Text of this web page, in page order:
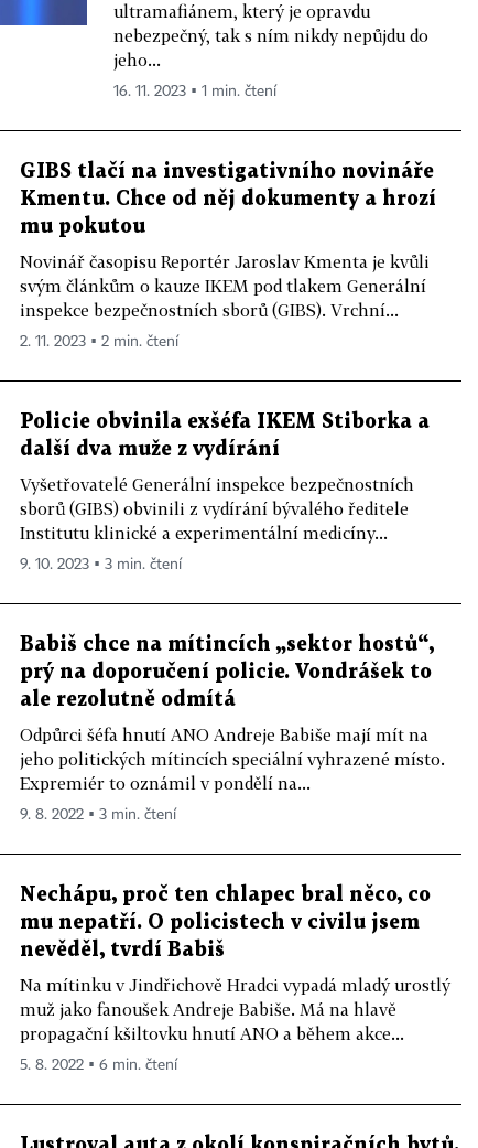
ultramafiánem, který je opravdu
nebezpečný, tak s ním nikdy nepůjdu do
jeho...
16. 11. 2023 ▪ 1 min. čtení
GIBS tlačí na investigativního novináře
Kmentu. Chce od něj dokumenty a hrozí
mu pokutou
Novinář časopisu Reportér Jaroslav Kmenta je kvůli
svým článkům o kauze IKEM pod tlakem Generální
inspekce bezpečnostních sborů (GIBS). Vrchní...
2. 11. 2023 ▪ 2 min. čtení
Policie obvinila exšéfa IKEM Stiborka a
další dva muže z vydírání
Vyšetřovatelé Generální inspekce bezpečnostních
sborů (GIBS) obvinili z vydírání bývalého ředitele
Institutu klinické a experimentální medicíny...
9. 10. 2023 ▪ 3 min. čtení
Babiš chce na mítincích „sektor hostů“,
prý na doporučení policie. Vondrášek to
ale rezolutně odmítá
Odpůrci šéfa hnutí ANO Andreje Babiše mají mít na
jeho politických mítincích speciální vyhrazené místo.
Expremiér to oznámil v pondělí na...
9. 8. 2022 ▪ 3 min. čtení
Nechápu, proč ten chlapec bral něco, co
mu nepatří. O policistech v civilu jsem
nevěděl, tvrdí Babiš
Na mítinku v Jindřichově Hradci vypadá mladý urostlý
muž jako fanoušek Andreje Babiše. Má na hlavě
propagační kšiltovku hnutí ANO a během akce...
5. 8. 2022 ▪ 6 min. čtení